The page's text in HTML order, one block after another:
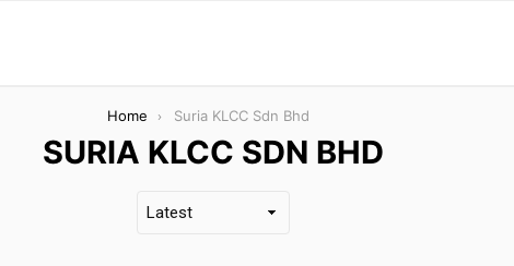
Home Suria KLCC Sdn Bhd
SURIA KLCC SDN BHD